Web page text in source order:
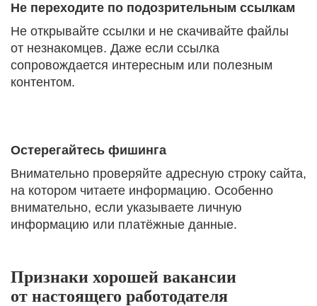
Не переходите по подозрительным ссылкам
Не открывайте ссылки и не скачивайте файлы
от незнакомцев. Даже если ссылка
сопровождается интересным или полезным
контентом.
Остерегайтесь фишинга
Внимательно проверяйте адресную строку сайта,
на котором читаете информацию. Особенно
внимательно, если указываете личную
информацию или платёжные данные.
Признаки хорошей вакансии
от настоящего работодателя